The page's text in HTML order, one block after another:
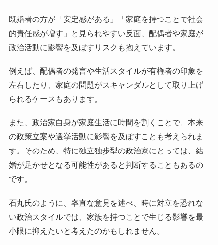
既婚者の方が「安定感がある」「家庭を持つことで社会
的責任感が増す」と見られやすい反面、配偶者や家庭が
政治活動に影響を及ぼすリスクも抱えています。
例えば、配偶者の発言や生活スタイルが有権者の印象を
左右したり、家庭の問題がスキャンダルとして取り上げ
られるケースもあります。
また、政治家自身が家庭生活に時間を割くことで、本来
の政策立案や選挙活動に影響を及ぼすことも考えられま
す。そのため、特に独立独歩型の政治家にとっては、結
婚が足かせとなる可能性があると判断することもあるの
です。
石丸氏のように、率直な意見を述べ、時に対立を恐れな
い政治スタイルでは、家族を持つことで生じる影響を最
小限に抑えたいと考えたのかもしれません。